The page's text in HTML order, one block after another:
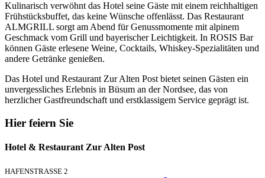
Kulinarisch verwöhnt das Hotel seine Gäste mit einem reichhaltigen
Frühstücksbuffet, das keine Wünsche offenlässt. Das Restaurant
ALMGRILL sorgt am Abend für Genussmomente mit alpinem
Geschmack vom Grill und bayerischer Leichtigkeit. In ROSIS Bar
können Gäste erlesene Weine, Cocktails, Whiskey-Spezialitäten und
andere Getränke genießen.
Das Hotel und Restaurant Zur Alten Post bietet seinen Gästen ein
unvergessliches Erlebnis in Büsum an der Nordsee, das von
herzlicher Gastfreundschaft und erstklassigem Service geprägt ist.
Hier feiern Sie
Hotel & Restaurant Zur Alten Post
HAFENSTRASSE 2